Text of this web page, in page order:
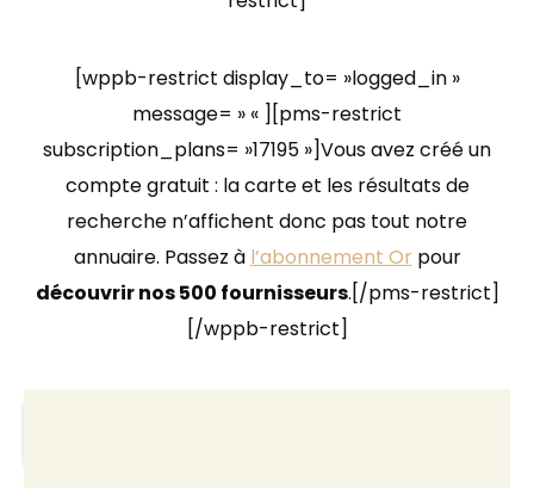
[wppb-restrict display_to= »logged_in »
message= » « ][pms-restrict
subscription_plans= »17195 »]Vous avez créé un
compte gratuit : la carte et les résultats de
recherche n’affichent donc pas tout notre
annuaire. Passez à l’abonnement Or pour
découvrir nos 500 fournisseurs.[/pms-restrict]
[/wppb-restrict]